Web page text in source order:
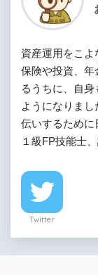
資産運用をこ
保険や投資、年
るうちに、自
ようになりま
伝いするために
１級FP技能士
Twitter